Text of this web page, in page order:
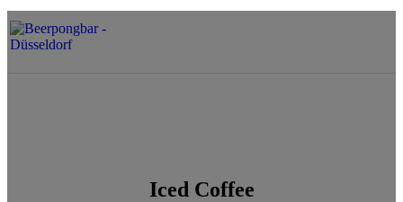
Iced Coffee